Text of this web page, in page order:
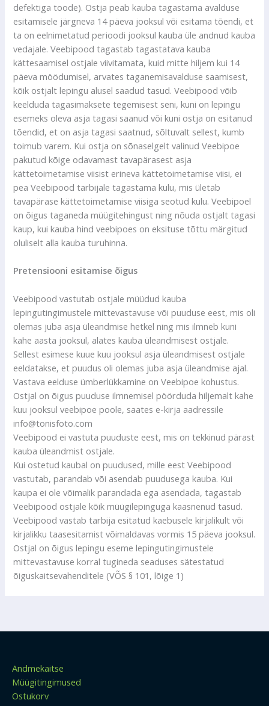
defektiga toode). Ostja peab kauba tagastama avalduse
esitamisele järgneva 14 päeva jooksul või esitama tõendi, et
ta on eelnimetatud perioodi jooksul kauba üle andnud kauba
vedajale. Veebipood tagastab tagastatava kauba
kättesaamisel ostjale viivitamata, kuid mitte hiljem kui 14
päeva möödumisel, arvates taganemisavalduse saamisest,
kõik ostjalt lepingu alusel saadud tasud. Veebipood võib
keelduda tagasimaksete tegemisest seni, kuni on lepingu
esemeks oleva asja tagasi saanud või kuni ostja on esitanud
tõendid, et on asja tagasi saatnud, sõltuvalt sellest, kumb
toimub varem. Kui ostja on sõnaselgelt valinud Veebipoe
pakutud kõige odavamast tavapärasest asja
kättetoimetamise viisist erineva kättetoimetamise viisi, ei
pea Veebipood tarbijale tagastama kulu, mis ületab
tavapärase kättetoimetamise viisiga seotud kulu. Veebipoel
on õigus taganeda müügitehingust ning nõuda ostjalt tagasi
kaup, kui kauba hind veebipoes on eksituse tõttu märgitud
oluliselt alla kauba turuhinna.
Pretensiooni esitamise õigus
Veebipood vastutab ostjale müüdud kauba
lepingutingimustele mittevastavuse või puuduse eest, mis oli
olemas juba asja üleandmise hetkel ning mis ilmneb kuni
kahe aasta jooksul, alates kauba üleandmisest ostjale.
Sellest esimese kuue kuu jooksul asja üleandmisest ostjale
eeldatakse, et puudus oli olemas juba asja üleandmise ajal.
Vastava eelduse ümberlükkamine on Veebipoe kohustus.
Ostjal on õigus puuduse ilmnemisel pöörduda hiljemalt kahe
kuu jooksul veebipoe poole, saates e-kirja aadressile
info@tonisfoto.com
Veebipood ei vastuta puuduste eest, mis on tekkinud pärast
kauba üleandmist ostjale.
Kui ostetud kaubal on puudused, mille eest Veebipood
vastutab, parandab või asendab puudusega kauba. Kui
kaupa ei ole võimalik parandada ega asendada, tagastab
Veebipood ostjale kõik müügilepinguga kaasnenud tasud.
Veebipood vastab tarbija esitatud kaebusele kirjalikult või
kirjalikku taasesitamist võimaldavas vormis 15 päeva jooksul.
Ostjal on õigus lepingu eseme lepingutingimustele
mittevastavuse korral tugineda seaduses sätestatud
õiguskaitsevahenditele (VÕS § 101, lõige 1)
Andmekaitse
Müügitingimused
Ostukorv